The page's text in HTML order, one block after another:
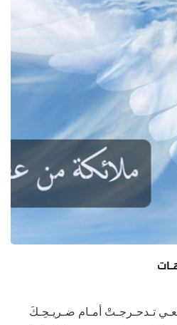
تـدحـرجـتْ أمـام ضـريـحِـكَ